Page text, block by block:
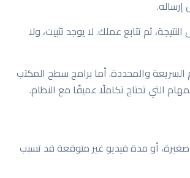
ثم تتابع عملك. لا يوجد تثبيت، ولا
والمحددة. أما برامج سطح المكتب
التي تحتاج تكاملًا عميقًا مع النظام.
أو مدة فيديو غير متوقعة قد تسبب